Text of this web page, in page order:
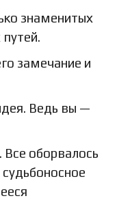
знаменитых
замечание и
Ведь вы —
Все оборвалось